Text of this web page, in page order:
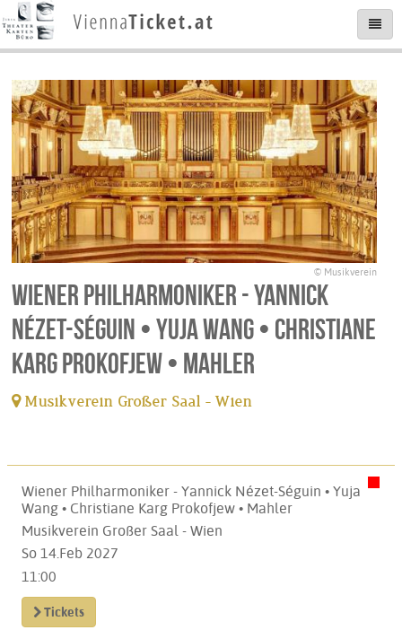
© Musikverein
Wiener Philharmoniker - Yannick
Nézet-Séguin • Yuja Wang • Christiane
Karg Prokofjew • Mahler
Musikverein Großer Saal - Wien
Wiener Philharmoniker - Yannick Nézet-Séguin • Yuja
Wang • Christiane Karg Prokofjew • Mahler
Musikverein Großer Saal - Wien
So 14.Feb 2027
11:00
Tickets